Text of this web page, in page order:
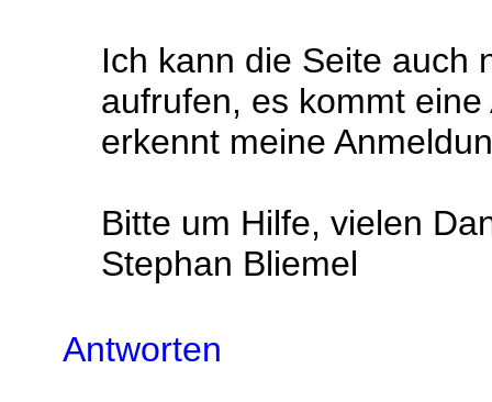
Ich kann die Seite auch
aufrufen, es kommt
erkennt meine
Bitte um Hilfe, vielen
Stephan Bliemel
Antworten